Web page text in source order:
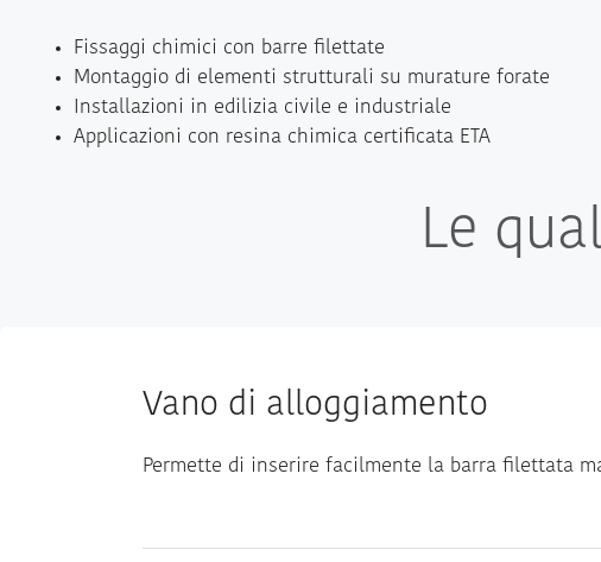
Fissaggi chimici con barre filettate
Montaggio di elementi strutturali su murature forate
Installazioni in edilizia civile e industriale
Applicazioni con resina chimica certificata ETA
Le
Vano di alloggiamento
Permette di inserire facilmente la barra filettata